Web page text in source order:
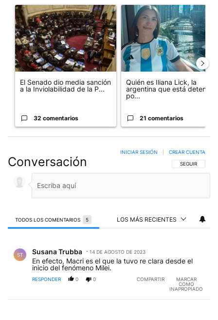
Un artículo de tendencia con el título "El Senado dio media
El Senado dio media sanción
a la Inviolabilidad de la P...
32 comentarios
Un artículo de tendencia con
Quién es Iliana Lick, la
argentina que está detenida
po...
21 comentarios
Conversación SIGA ESTA
SEGUIR
INICIAR SESIÓN CREAR CUENTA
TODOS LOS COMENTARIOS 5 LOS MÁS RECIENTES
ST Susana Trubba 14 DE AGOSTO DE 2023
En efecto, Macri es el que la tuvo re clara desde el
inicio del fenómeno Milei.
RESPONDER 0 0 COMPARTIR
MARCAR
COMO
INAPROPIADO